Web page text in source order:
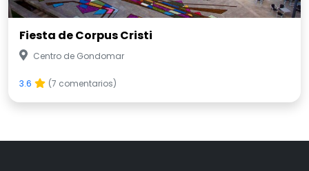
Fiesta de Corpus Cristi
Centro de Gondomar
3.6 (7 comentarios)